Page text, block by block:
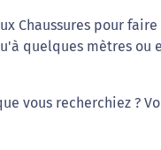
Chaussures pour
quelques mètres
vous recherchiez ?